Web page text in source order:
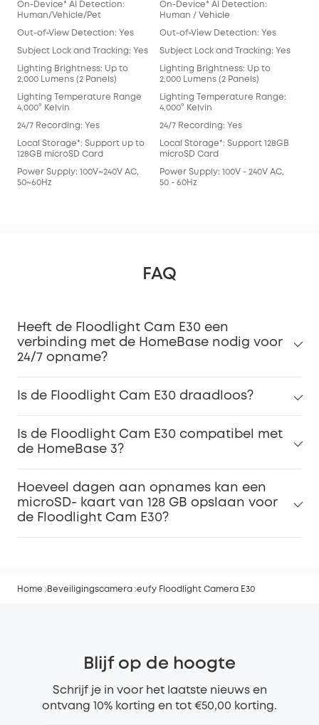
On-Device* AI Detection:
Human/Vehicle/Pet
Out-of-View Detection: Yes
Subject Lock and Tracking: Yes
Lighting Brightness: Up to
2,000 Lumens (2 Panels)
Lighting Temperature Range
4,000° Kelvin
24/7 Recording: Yes
Local Storage*: Support up to
128GB microSD Card
Power Supply: 100V~240V AC,
50~60Hz
On-Device* AI Detection:
Human / Vehicle
Out-of-View Detection: Yes
Subject Lock and Tracking: Yes
Lighting Brightness: Up to
2,000 Lumens (2 Panels)
Lighting Temperature Range:
4,000° Kelvin
24/7 Recording: Yes
Local Storage*: Support 128GB
microSD Card
Power Supply: 100V - 240V AC,
50 - 60Hz
FAQ
Heeft de Floodlight Cam E30 een
verbinding met de HomeBase nodig voor
24/7 opname?
Is de Floodlight Cam E30 draadloos?
Is de Floodlight Cam E30 compatibel met
de HomeBase 3?
Hoeveel dagen aan opnames kan een
microSD- kaart van 128 GB opslaan voor
de Floodlight Cam E30?
Home Beveiligingscamera eufy Floodlight Camera E30
Blijf op de hoogte
Schrijf je in voor het laatste nieuws en
ontvang 10% korting en tot €50,00 korting.